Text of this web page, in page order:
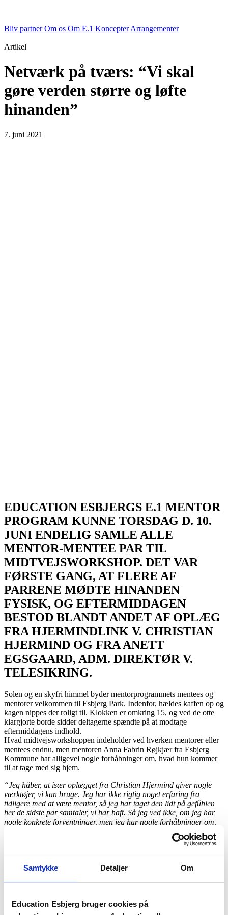
Samtykke Detaljer Om
Education Esbjerg bruger cookies på
Bliv partner Om os Om E.1 Koncepter Arrangementer
Artikel
Netværk på tværs: “Vi skal
gøre verden større og løfte
hinanden”
7. juni 2021
EDUCATION ESBJERGS E.1 MENTOR
PROGRAM KUNNE TORSDAG D. 10.
JUNI ENDELIG SAMLE ALLE
MENTOR-MENTEE PAR TIL
MIDTVEJSWORKSHOP. DET VAR
FØRSTE GANG, AT FLERE AF
PARRENE MØDTE HINANDEN
FYSISK, OG EFTERMIDDAGEN
BESTOD BLANDT ANDET AF OPLÆG
FRA HJERMINDLINK V. CHRISTIAN
HJERMIND OG FRA ANETT
EGSGAARD, ADM. DIREKTØR V.
TELESIKRING.
Solen og en skyfri himmel byder mentorprogrammets mentees og
mentorer velkommen til Esbjerg Park. Indenfor, hældes kaffen op og
kagen nippes der roligt til. Klokken er omkring 15, og ved de otte
klargjorte borde sidder deltagerne spændte på at modtage
eftermiddagens indhold.
Hvad midtvejsworkshoppen indeholder ved hverken mentorer eller
mentees endnu, men mentoren Anna Fabrin Røjkjær fra Esbjerg
Kommune har alligevel nogle forhåbninger om, hvad hun kommer
til at tage med sig hjem.
“Jeg håber, at især oplægget fra Christian Hjermind giver nogle
værktøjer, vi kan bruge. Jeg har ikke rigtig noget erfaring fra
tidligere med at være mentor, så jeg har taget den lidt på gefühlen
her de sidste par samtaler, vi har haft. Så jeg ved ikke, om jeg har
nogle konkrete forventninger, men jeg har nogle forhåbninger om,
udtaler hun.
“Jeg er positivt overrasket. Jeg synes, arrangementet er blevet
som er relevant for os allesammen, fordi vi er forskellige steder
tage med sig. Og så har vi også lært hinanden at kende på tværs,
Mentee Jeanne Nørgaard, SDU